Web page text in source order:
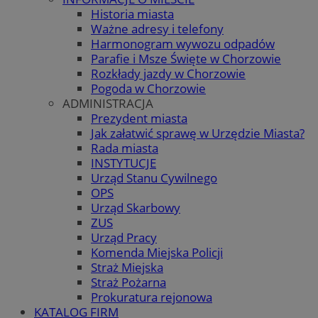
Historia miasta
Ważne adresy i telefony
Harmonogram wywozu odpadów
Parafie i Msze Święte w Chorzowie
Rozkłady jazdy w Chorzowie
Pogoda w Chorzowie
ADMINISTRACJA
Prezydent miasta
Jak załatwić sprawę w Urzędzie Miasta?
Rada miasta
INSTYTUCJE
Urząd Stanu Cywilnego
OPS
Urząd Skarbowy
ZUS
Urząd Pracy
Komenda Miejska Policji
Straż Miejska
Straż Pożarna
Prokuratura rejonowa
KATALOG FIRM